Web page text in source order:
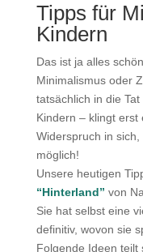
Tipps für
Kindern
Das ist ja alles
Minimalismus oder
tatsächlich in die
Kindern – klingt erst
Widerspruch in
möglich!
Unsere heutigen
“Hinterland” von
Sie hat selbst eine
definitiv, wovon sie
Folgende Ideen teilt